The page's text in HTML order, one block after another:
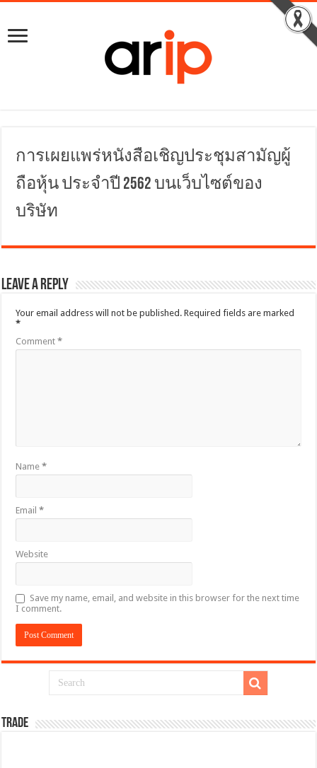
การเผยแพร่หนังสือเชิญประชุมสามัญผู้
ถือหุ้น ประจำปี 2562 บนเว็บไซต์ของ
บริษัท
Leave a Reply
Your email address will not be published. Required fields are marked
*
Comment*
Name*
Email*
Website
Save my name, email, and website in this browser for the next time
I comment.
TRADE